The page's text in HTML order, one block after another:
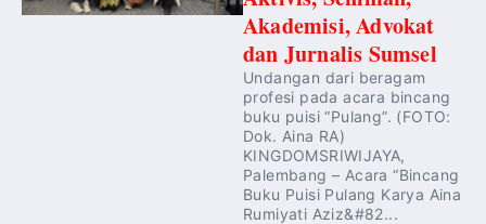
Akademisi, Advokat
dan Jurnalis Sumsel
Undangan dari beragam
profesi pada acara bincang
buku puisi “Pulang”. (FOTO:
Dok. Aina RA)
KINGDOMSRIWIJAYA,
Palembang – Acara “Bincang
Buku Puisi Pulang Karya Aina
Rumiyati Aziz&#82...